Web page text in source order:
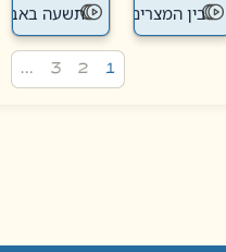
בין המצרים תשעה באב